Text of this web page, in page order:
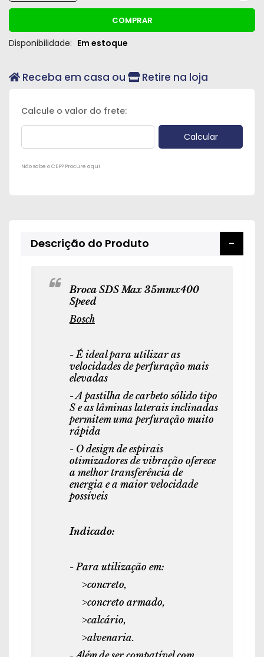
COMPRAR
Disponibilidade: Em estoque
Receba em casa ou Retire na loja
Não sabe o CEP? Procure aqui
Descrição do Produto
Broca SDS Max 35mmx400
Speed
Bosch
- É ideal para utilizar as
velocidades de perfuração mais
elevadas
- A pastilha de carbeto sólido tipo
S e as lâminas laterais inclinadas
permitem uma perfuração muito
rápida
- O design de espirais
otimizadores de vibração oferece
a melhor transferência de
energia e a maior velocidade
possíveis
Indicado:
- Para utilização em:
>concreto,
>concreto armado,
>calcário,
>alvenaria.